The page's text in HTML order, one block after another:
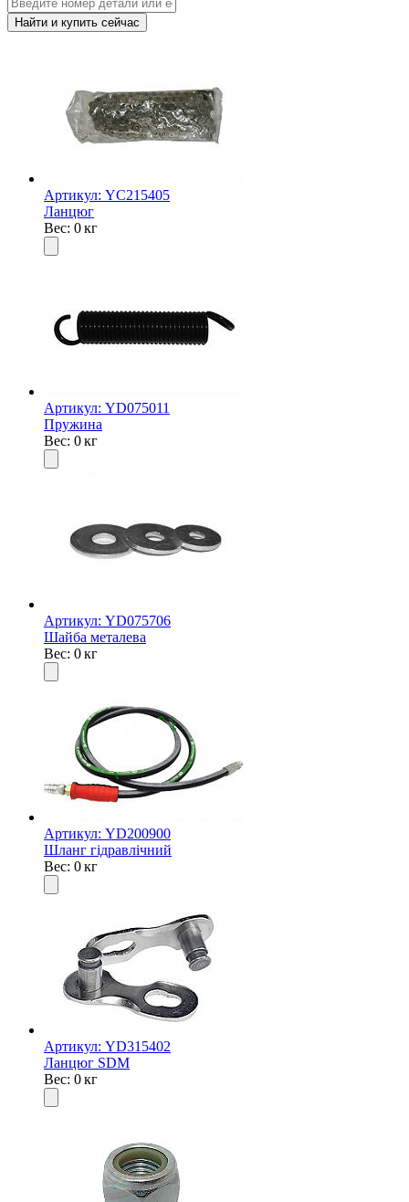
Артикул: YC215405
Ланцюг
Вес: 0 кг
Артикул: YD075011
Пружина
Вес: 0 кг
Артикул: YD075706
Шайба металева
Вес: 0 кг
Артикул: YD200900
Шланг гідравлічний
Вес: 0 кг
Артикул: YD315402
Ланцюг SDM
Вес: 0 кг